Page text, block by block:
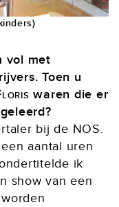
vol met
Toen u
waren die er
bij de NOS.
aantal uren
ik
show van een